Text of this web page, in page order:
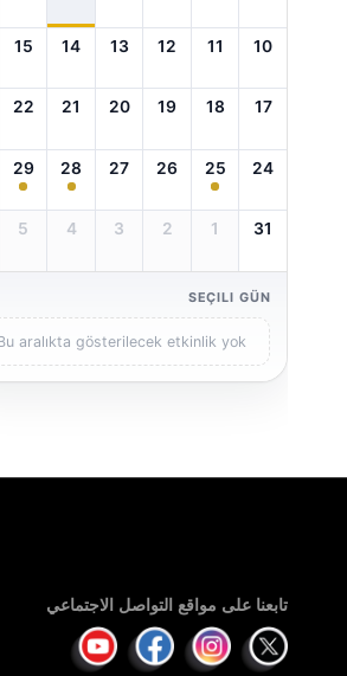
10
11
12
13
14
15
17
18
19
20
21
22
24
25
26
27
28
29
31
1
2
3
4
5
SEÇILI GÜN
aralıkta gösterilecek etkinlik yok.
تابعنا على مواقع التواصل الاجتماعي